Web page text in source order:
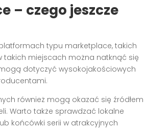
czego jeszcze
typu marketplace, takich
takich miejscach można natknąć się
dotyczyć wysokojakościowych
również mogą okazać się źródłem
Warto także sprawdzać lokalne
końcówki serii w atrakcyjnych